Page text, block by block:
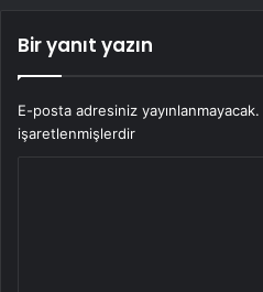
Bir yanıt yazın
E-posta adresiniz yayınlanmayacak.
işaretlenmişlerdir